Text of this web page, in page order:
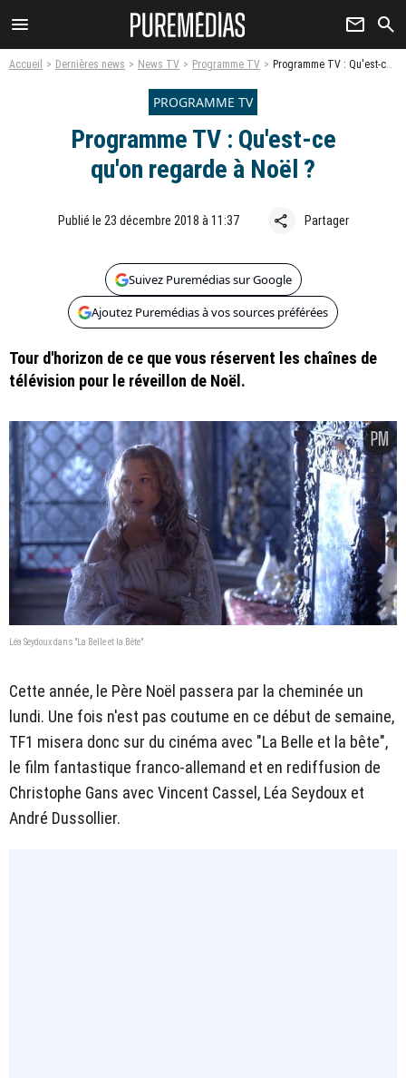
menu newsletter search
Accueil Dernières news News TV Programme TV Programme TV : Qu'est-ce qu'on regarde à Noël ?
PROGRAMME TV
Programme TV : Qu'est-ce
qu'on regarde à Noël ?
Publié le 23 décembre 2018 à 11:37 share Partager
Suivez Puremédias sur Google
Ajoutez Puremédias à vos sources préférées
Tour d'horizon de ce que vous réservent les chaînes de
télévision pour le réveillon de Noël.
Léa Seydoux dans "La Belle et la Bête"
Cette année, le Père Noël passera par la cheminée un
lundi. Une fois n'est pas coutume en ce début de semaine,
TF1 misera donc sur du cinéma avec "La Belle et la bête",
le film fantastique franco-allemand et en rediffusion de
Christophe Gans avec Vincent Cassel, Léa Seydoux et
André Dussollier.